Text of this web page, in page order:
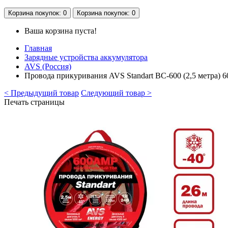
Корзина покупок: 0 Корзина покупок: 0
Ваша корзина пуста!
Главная
Зарядные устройства аккумулятора
AVS (Россия)
Провода прикуривания AVS Standart BC-600 (2,5 метра)
< Предыдущий товар Следующий товар >
Печать страницы